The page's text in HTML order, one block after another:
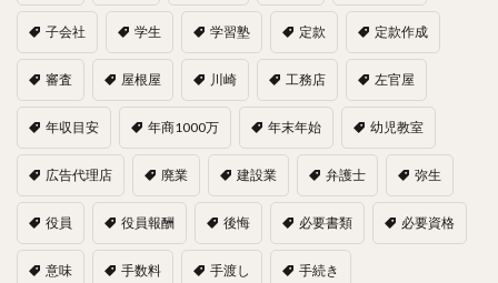
子会社 学生 学習塾 定款 定款作成
審査 屋根屋 川崎 工務店 左官屋
年収目安 年商1000万 年末年始 幼児教室
広告代理店 廃業 建設業 弁護士 弥生
役員 役員報酬 後悔 必要書類 必要資格
意味 手数料 手渡し 手続き